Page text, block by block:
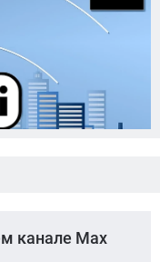
канале Max